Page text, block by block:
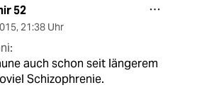
52
, 21:38 Uhr
auch schon seit längerem
Schizophrenie.